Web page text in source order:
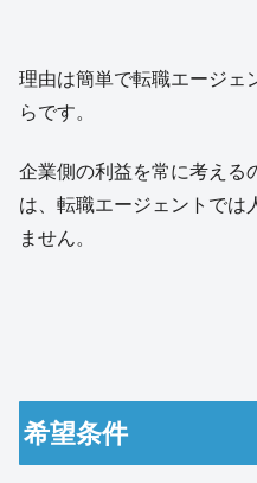
理由は簡単で転職エージェ
らです。
企業側の利益を常に考える
は、転職エージェントでは
ません。
希望条件